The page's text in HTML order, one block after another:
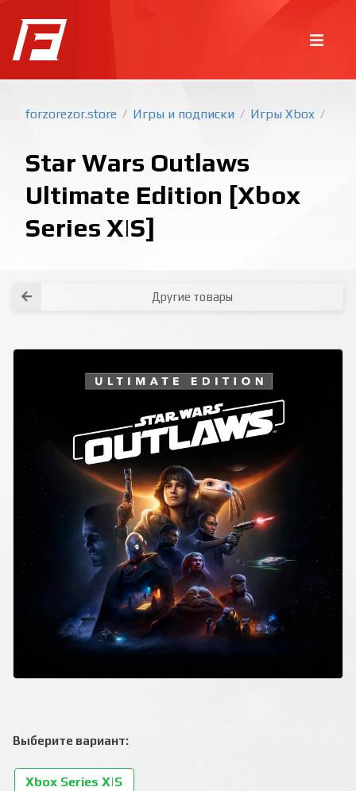
forzorezor.store / Игры и подписки / Игры Xbox /
Star Wars Outlaws
Ultimate Edition [Xbox
Series X|S]
Другие товары
Выберите вариант:
Xbox Series X|S